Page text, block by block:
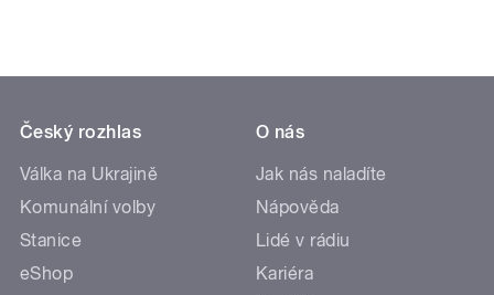
Český rozhlas
Válka na Ukrajině
Komunální volby
Stanice
eShop
O nás
Jak nás naladíte
Nápověda
Lidé v rádiu
Kariéra